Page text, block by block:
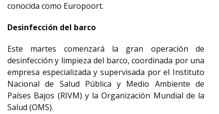
conocida como Europoort.
Desinfección del barco
Este martes comenzará la gran operación de
desinfección y limpieza del barco, coordinada por una
empresa especializada y supervisada por el Instituto
Nacional de Salud Pública y Medio Ambiente de
Países Bajos (RIVM) y la Organización Mundial de la
Salud (OMS).